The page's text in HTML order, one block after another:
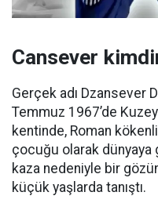
Cansever
Gerçek adı Dzansever
Temmuz 1967’de
kentinde, Roman
çocuğu olarak
kaza nedeniyle bir
küçük yaşlarda tanıştı.